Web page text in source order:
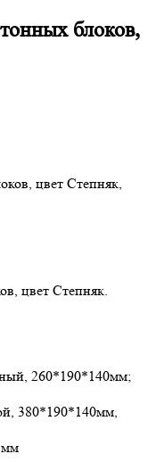
блоков,
цвет Степняк,
цвет Степняк.
260*190*140мм;
380*190*140мм,
мм